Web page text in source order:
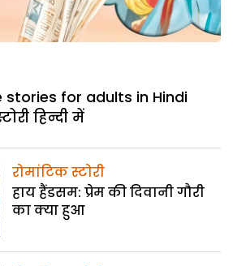
stories for adults in Hindi
हिन्दी में
रोमांटिक स्टोरी
हाय हैंडसम: प्रेम की दिवानी गौरी
का क्या हुआ